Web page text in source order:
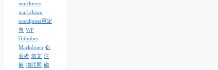
wordpress
markdown
wordpress重定
向 WP
Githuber
Markdown 创
业者 散文 注
解 物联网 磁